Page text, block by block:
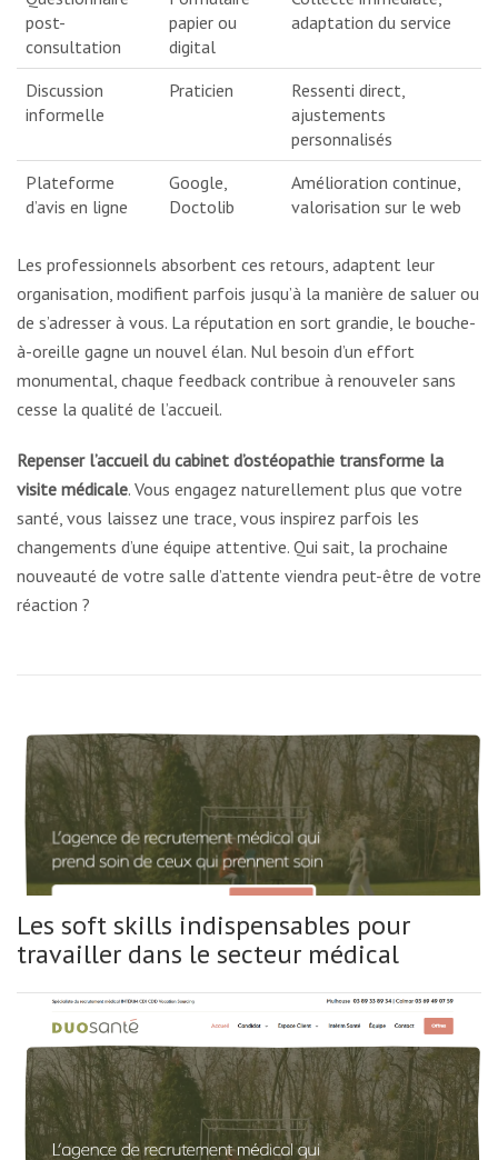
post-
consultation
papier ou
digital
adaptation du service
Discussion
informelle
Praticien
Ressenti direct,
ajustements
personnalisés
Plateforme
d’avis en ligne
Google,
Doctolib
Amélioration continue,
valorisation sur le web
Les professionnels absorbent ces retours, adaptent leur
organisation, modifient parfois jusqu’à la manière de saluer ou
de s’adresser à vous. La réputation en sort grandie, le bouche-
à-oreille gagne un nouvel élan. Nul besoin d’un effort
monumental, chaque feedback contribue à renouveler sans
cesse la qualité de l’accueil.
Repenser l’accueil du cabinet d’ostéopathie transforme la
visite médicale. Vous engagez naturellement plus que votre
santé, vous laissez une trace, vous inspirez parfois les
changements d’une équipe attentive. Qui sait, la prochaine
nouveauté de votre salle d’attente viendra peut-être de votre
réaction ?
Les soft skills indispensables pour
travailler dans le secteur médical